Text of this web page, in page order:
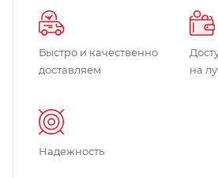
Быстро и качественно
доставляем
на
Надежность